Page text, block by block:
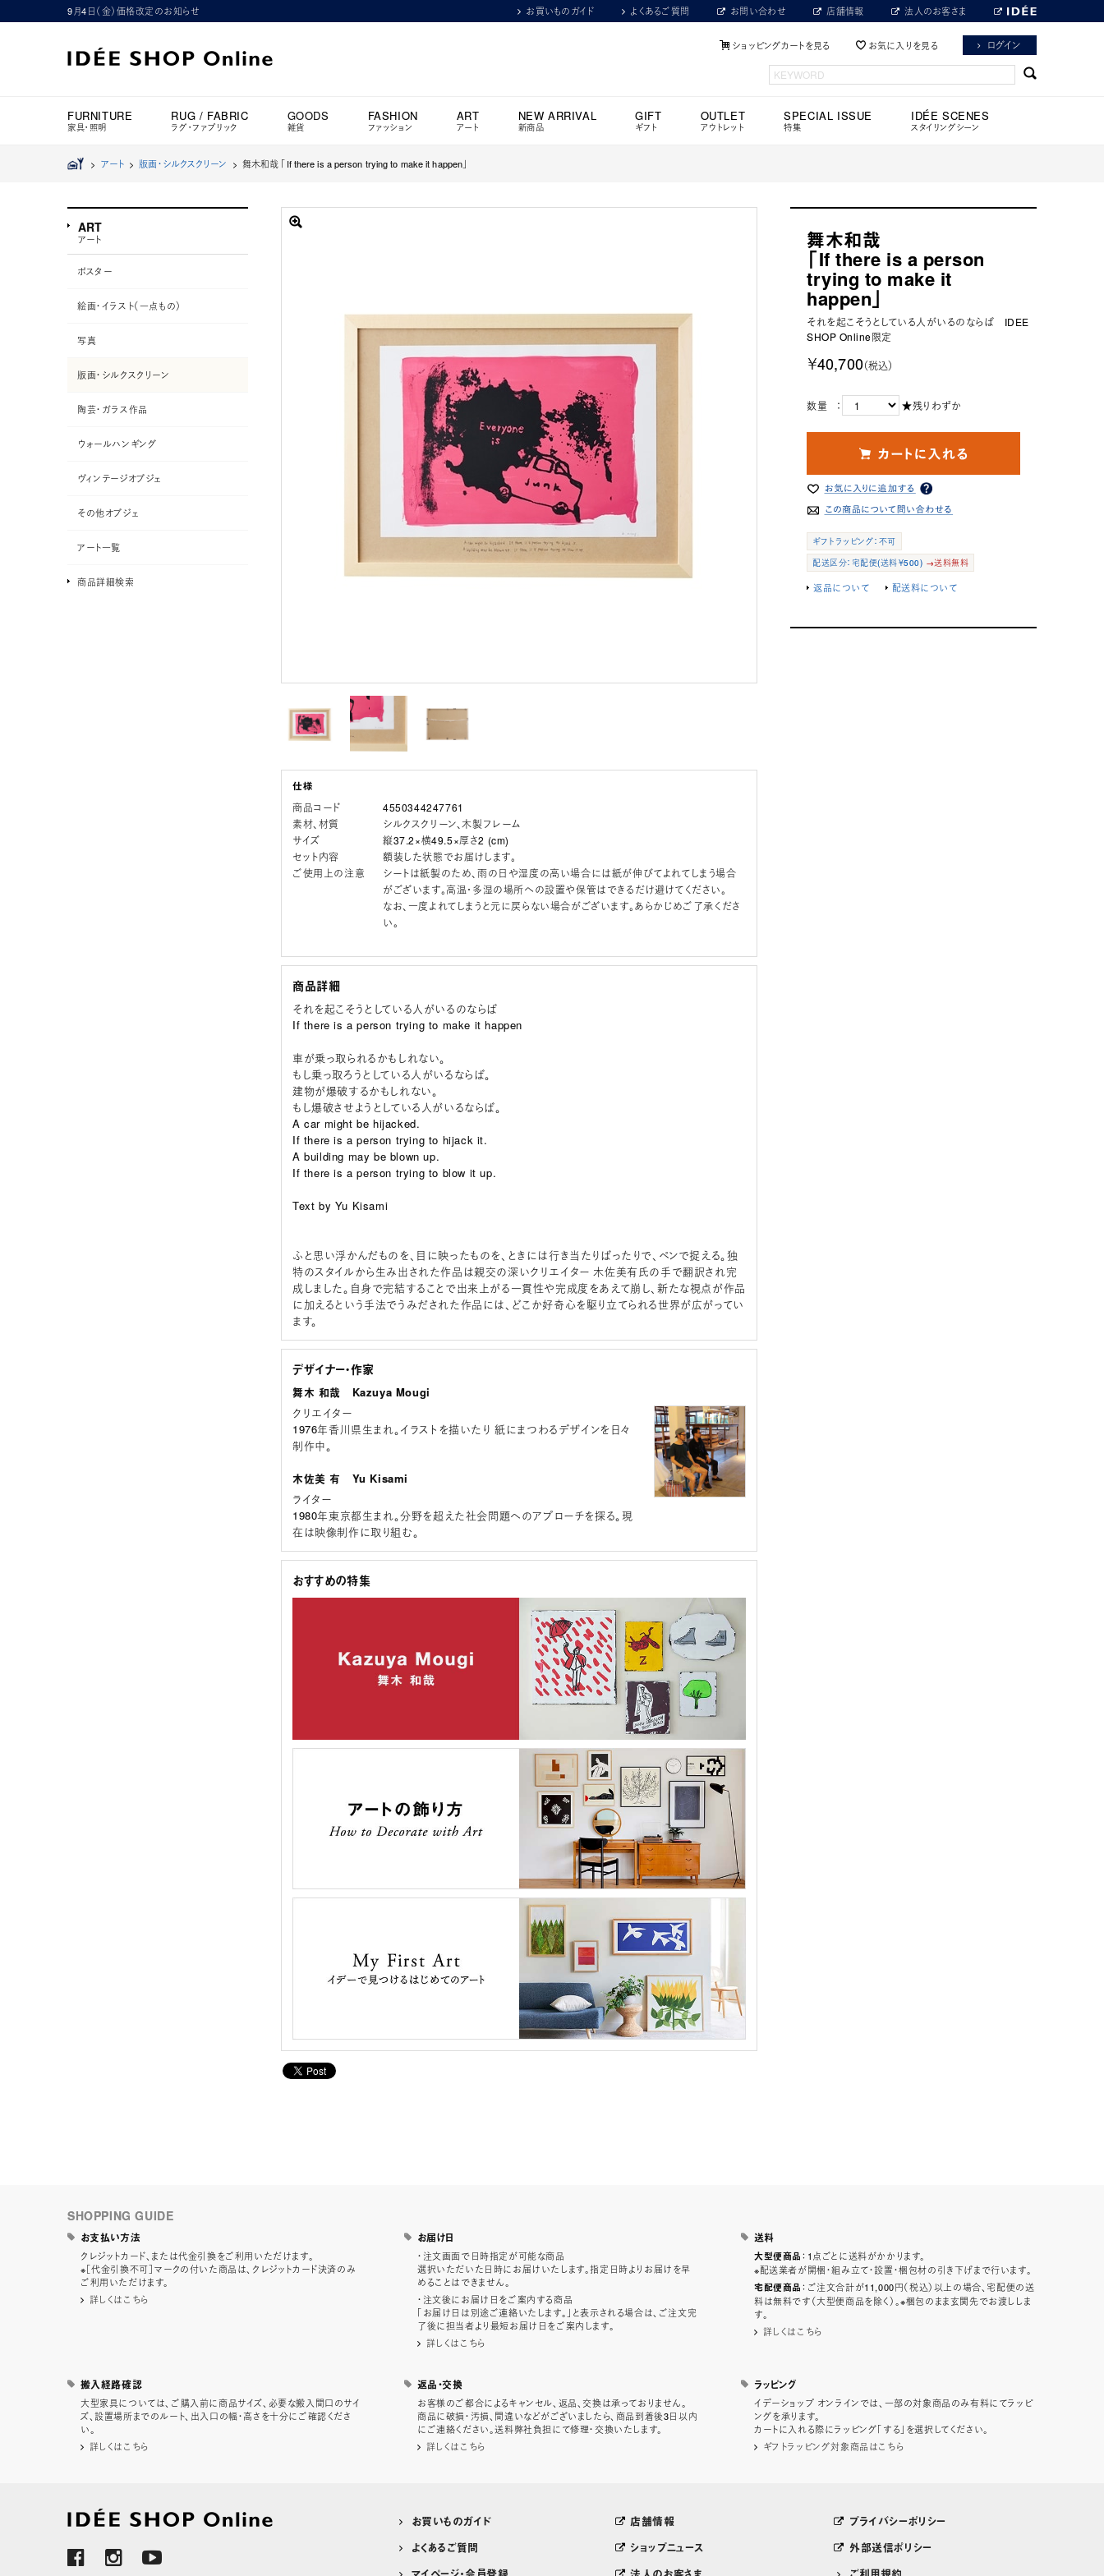
9月4日（金）価格改定のお知らせ お買いものガイド よくあるご質問 お問い合わせ 店舗情報 法人のお客さま
ショッピングカートを見る お気に入りを見る ログイン
FURNITURE
家具・照明
RUG / FABRIC
ラグ・ファブリック
GOODS
雑貨
FASHION
ファッション
ART
アート
NEW ARRIVAL
新商品
GIFT
ギフト
OUTLET
アウトレット
SPECIAL ISSUE
特集
IDÉE SCENES
スタイリングシーン
> アート> 版画・シルクスクリーン > 舞木和哉 「If there is a person trying to make it happen」
舞木和哉
「If there is a person
trying to make it
happen」
それを起こそうとしている人がいるのならば IDEE
SHOP Online限定
￥40,700（税込）
数量 ： ★残りわずか
ギフトラッピング：不可
配送区分：宅配便(送料￥500) →送料無料
返品について 配送料について
商品コード
4550344247761
素材、材質
シルクスクリーン、木製フレーム
サイズ
縦37.2×横49.5×厚さ2 (cm)
セット内容
額装した状態でお届けします。
ご使用上の注意
シートは紙製のため、雨の日や湿度の高い場合には紙が伸びてよれてしまう場合
がございます。高温・多湿の場所への設置や保管はできるだけ避けてください。
なお、一度よれてしまうと元に戻らない場合がございます。あらかじめご了承くださ
い。
商品詳細
それを起こそうとしている人がいるのならば
If there is a person trying to make it happen
車が乗っ取られるかもしれない。
もし乗っ取ろうとしている人がいるならば。
建物が爆破するかもしれない。
もし爆破させようとしている人がいるならば。
A car might be hijacked.
If there is a person trying to hijack it.
A building may be blown up.
If there is a person trying to blow it up.
Text by Yu Kisami
ふと思い浮かんだものを、目に映ったものを、ときには行き当たりばったりで、ペンで捉える。独
特のスタイルから生み出された作品は親交の深いクリエイター 木佐美有氏の手で翻訳され完
成しました。自身で完結することで出来上がる一貫性や完成度をあえて崩し、新たな視点が作品
に加えるという手法でうみだされた作品には、どこか好奇心を駆り立てられる世界が広がってい
ます。
デザイナー・作家
舞木 和哉 Kazuya Mougi
クリエイター
1976年香川県生まれ。イラストを描いたり 紙にまつわるデザインを日々
制作中。
木佐美 有 Yu Kisami
ライター
1980年東京都生まれ。分野を超えた社会問題へのアプローチを探る。現
在は映像制作に取り組む。
おすすめの特集
ART
アート
ポスター
絵画・イラスト（一点もの）
写真
版画・シルクスクリーン
陶芸・ガラス作品
ウォールハンギング
ヴィンテージオブジェ
その他オブジェ
アート一覧
商品詳細検索
SHOPPING GUIDE
お支払い方法
クレジットカード、または代金引換をご利用いただけます。
※［代金引換不可］マークの付いた商品は、クレジットカード決済のみ
ご利用いただけます。
詳しくはこちら
お届け日
・注文画面で日時指定が可能な商品
選択いただいた日時にお届けいたします。指定日時よりお届けを早
めることはできません。
・注文後にお届け日をご案内する商品
「お届け日は別途ご連絡いたします。」と表示される場合は、ご注文完
了後に担当者より最短お届け日をご案内します。
詳しくはこちら
送料
大型便商品 ：1点ごとに送料がかかります。
※配送業者が開梱・組み立て・設置・梱包材の引き下げまで行います。
宅配便商品 ：ご注文合計が11,000円（税込）以上の場合、宅配便の送
料は無料です（大型便商品を除く）。※梱包のまま玄関先でお渡ししま
す。
詳しくはこちら
搬入経路確認
大型家具については、ご購入前に商品サイズ、必要な搬入間口のサイ
ズ、設置場所までのルート、出入口の幅・高さを十分にご確認くださ
い。
詳しくはこちら
返品・交換
お客様のご都合によるキャンセル、返品、交換は承っておりません。
商品に破損・汚損、間違いなどがございましたら、商品到着後3日以内
にご連絡ください。送料弊社負担にて修理・交換いたします。
詳しくはこちら
ラッピング
イデーショップ オンラインでは、一部の対象商品のみ有料にてラッピ
ングを承ります。
カートに入れる際にラッピング「する」を選択してください。
ギフトラッピング対象商品はこちら
お買いものガイド
よくあるご質問
店舗情報
ショップニュース
プライバシーポリシー
外部送信ポリシー